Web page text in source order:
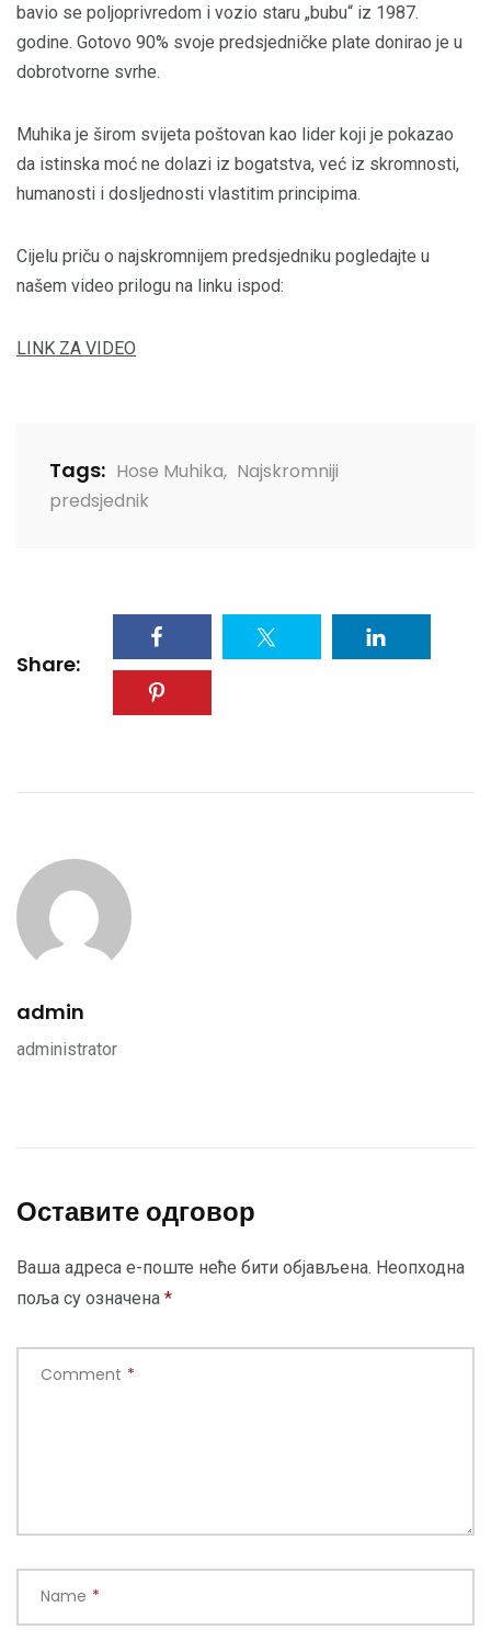
bavio se poljoprivredom i vozio staru „bubu“ iz 1987.
godine. Gotovo 90% svoje predsjedničke plate donirao je u
dobrotvorne svrhe.
Muhika je širom svijeta poštovan kao lider koji je pokazao
da istinska moć ne dolazi iz bogatstva, već iz skromnosti,
humanosti i dosljednosti vlastitim principima.
Cijelu priču o najskromnijem predsjedniku pogledajte u
našem video prilogu na linku ispod:
LINK ZA VIDEO
Tags: Hose Muhika, Najskromniji
predsjednik
Share:
admin
administrator
Оставите одговор
Ваша адреса е-поште неће бити објављена. Неопходна
поља су означена *
Comment *
Name *